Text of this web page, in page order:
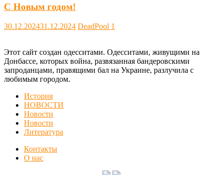
С Новым годом!
30.12.202431.12.2024 DeadPool 1
Этот сайт создан одесситами. Одесситами, живущими на
Донбассе, которых война, развязанная бандеровскими
запроданцами, правящими бал на Украине, разлучила с
любимым городом.
История
НОВОСТИ
Новости
Новости
Литература
Контакты
О нас